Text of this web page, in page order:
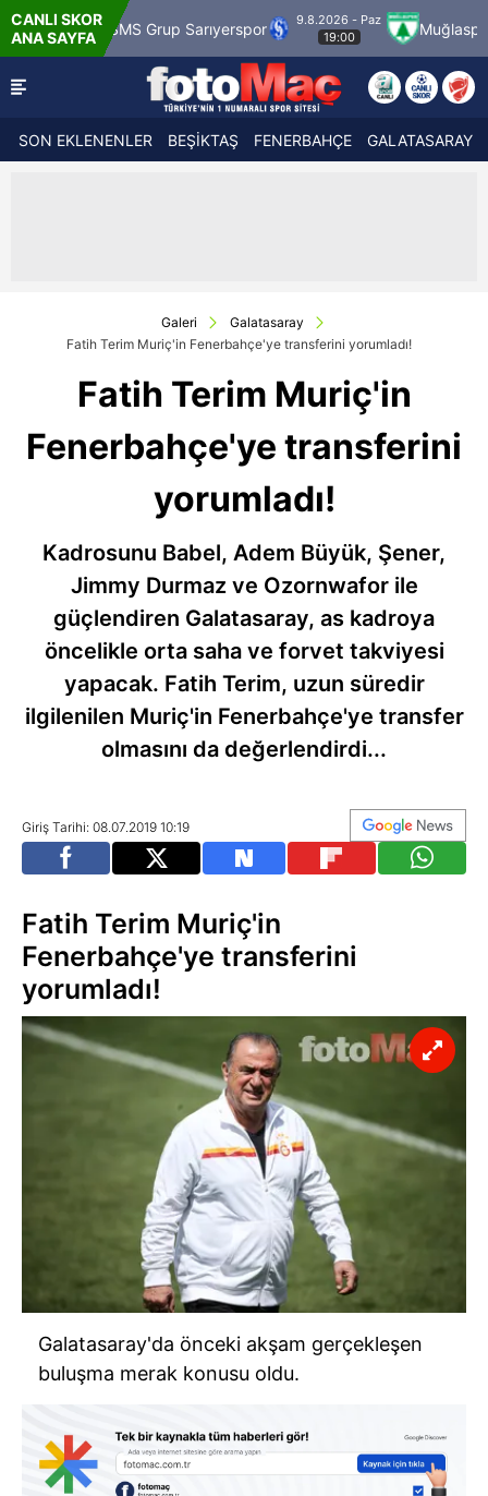
CANLI SKOR
ANA SAYFA
SMS Grup Sarıyerspor
9.8.2026 - Paz
19:00
Muğlaspor
SON EKLENENLER BEŞİKTAŞ FENERBAHÇE GALATASARAY
Galeri
Galatasaray
Fatih Terim Muriç'in Fenerbahçe'ye transferini yorumladı!
Fatih Terim Muriç'in
Fenerbahçe'ye transferini
yorumladı!
Kadrosunu Babel, Adem Büyük, Şener,
Jimmy Durmaz ve Ozornwafor ile
güçlendiren Galatasaray, as kadroya
öncelikle orta saha ve forvet takviyesi
yapacak. Fatih Terim, uzun süredir
ilgilenilen Muriç'in Fenerbahçe'ye transfer
olmasını da değerlendirdi...
Giriş Tarihi: 08.07.2019 10:19
Fatih Terim Muriç'in
Fenerbahçe'ye transferini
yorumladı!
Galatasaray'da önceki akşam gerçekleşen
buluşma merak konusu oldu.